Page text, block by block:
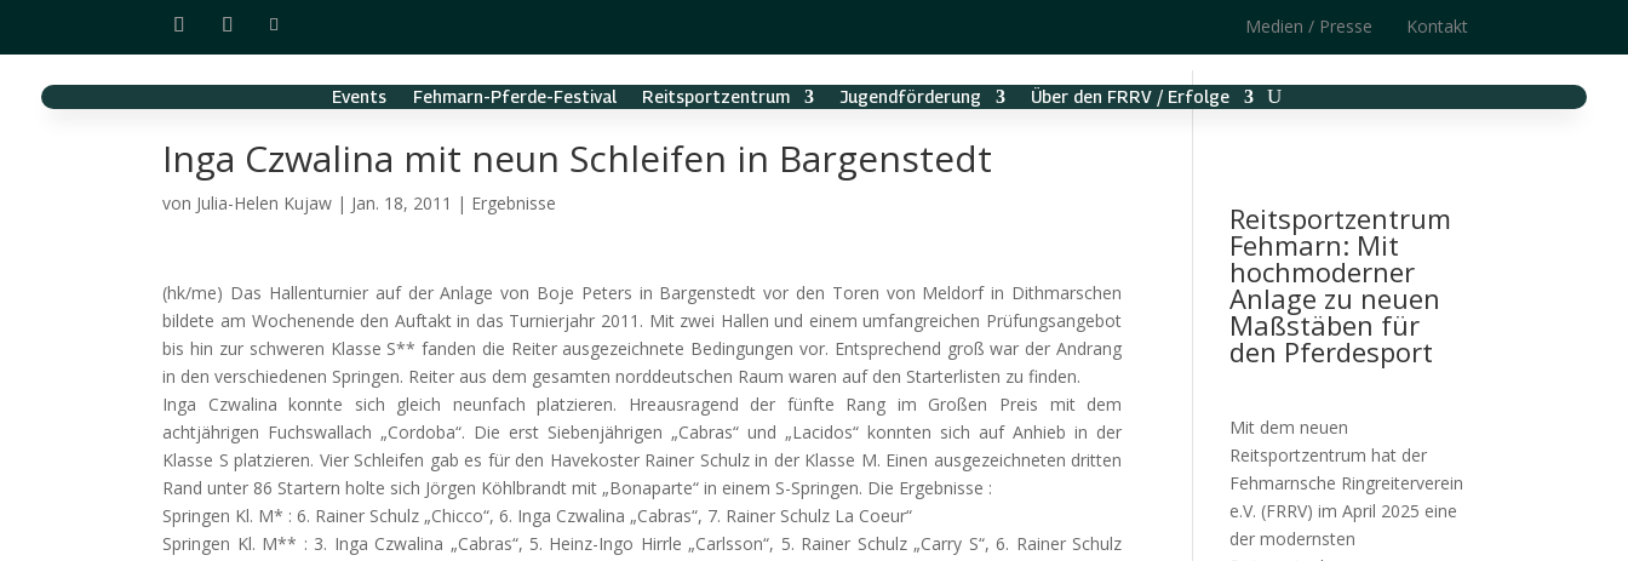
Medien / Presse Kontakt
Events Fehmarn-Pferde-Festival Reitsportzentrum Jugendförderung Über den FRRV / Erfolge
Inga Czwalina mit neun Schleifen in Bargenstedt
von Julia-Helen Kujaw | Jan. 18, 2011 | Ergebnisse
(hk/me) Das Hallenturnier auf der Anlage von Boje Peters in Bargenstedt vor den Toren von Meldorf in Dithmarschen
bildete am Wochenende den Auftakt in das Turnierjahr 2011. Mit zwei Hallen und einem umfangreichen Prüfungsangebot
bis hin zur schweren Klasse S** fanden die Reiter ausgezeichnete Bedingungen vor. Entsprechend groß war der Andrang
in den verschiedenen Springen. Reiter aus dem gesamten norddeutschen Raum waren auf den Starterlisten zu finden.
Inga Czwalina konnte sich gleich neunfach platzieren. Hreausragend der fünfte Rang im Großen Preis mit dem
achtjährigen Fuchswallach „Cordoba“. Die erst Siebenjährigen „Cabras“ und „Lacidos“ konnten sich auf Anhieb in der
Klasse S platzieren. Vier Schleifen gab es für den Havekoster Rainer Schulz in der Klasse M. Einen ausgezeichneten dritten
Rand unter 86 Startern holte sich Jörgen Köhlbrandt mit „Bonaparte“ in einem S-Springen. Die Ergebnisse :
Springen Kl. M* : 6. Rainer Schulz „Chicco“, 6. Inga Czwalina „Cabras“, 7. Rainer Schulz La Coeur“
Springen Kl. M** : 3. Inga Czwalina „Cabras“, 5. Heinz-Ingo Hirrle „Carlsson“, 5. Rainer Schulz „Carry S“, 6. Rainer Schulz
Reitsportzentrum
Fehmarn: Mit
hochmoderner
Anlage zu neuen
Maßstäben für
den Pferdesport
Mit dem neuen
Reitsportzentrum hat der
Fehmarnsche Ringreiterverein
e.V. (FRRV) im April 2025 eine
der modernsten